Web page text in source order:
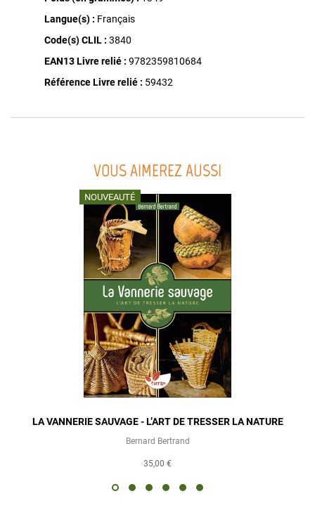
Langue(s) : Français
Code(s) CLIL : 3840
EAN13 Livre relié : 9782359810684
Référence Livre relié : 59432
VOUS AIMEREZ AUSSI
NOUVEAUTÉ
LA VANNERIE SAUVAGE - L’ART DE TRESSER LA NATURE
Bernard Bertrand
35,00 €